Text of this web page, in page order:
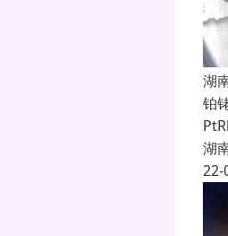
湖
铂
湖
22-